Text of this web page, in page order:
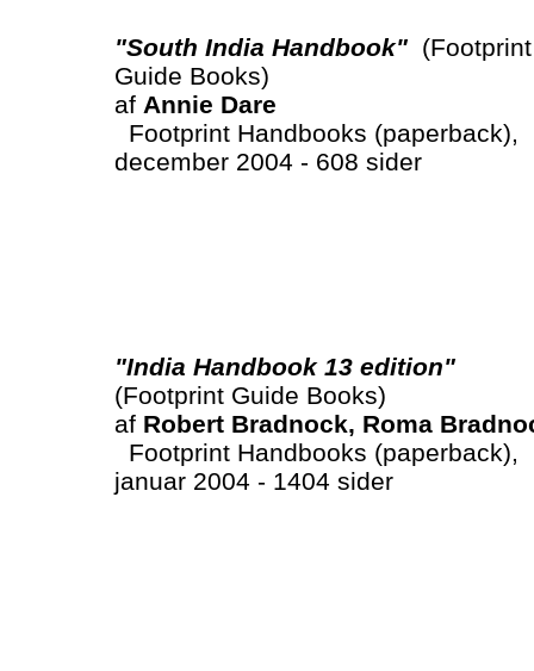
"South India Handbook"(Footprint
Guide Books)
af Annie Dare
Footprint Handbooks (paperback),
december 2004 - 608 sider
"India Handbook 13 edition"
(Footprint Guide Books)
af Robert Bradnock, Roma
Footprint Handbooks (paperback),
januar 2004 - 1404 sider